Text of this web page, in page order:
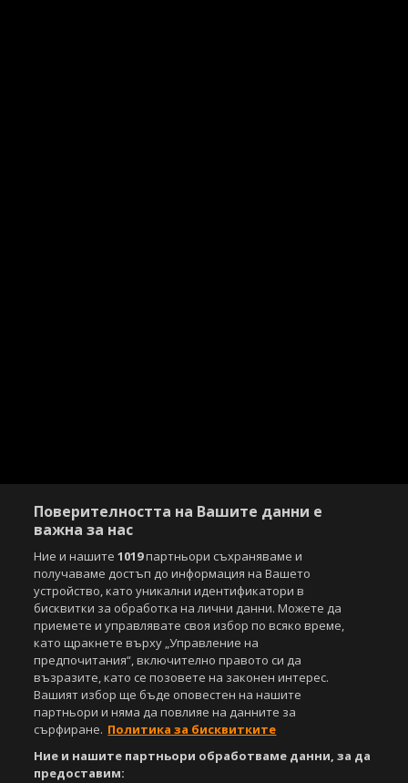
Copyright © 2007-2026 Агенция Спортал. Всички права запазени.
Този уебсайт е собственост наSportal Media Group
За нас Екип За рекламa
Общи условия
Етични правила на НСС
Лични данни
Управление на предпочитания
Съдържанието на този уеб сайт и технологиите, използвани в него, са
под закрила на Закона за авторското право и сродните му права.
Поверителността на Вашите данни е
важна за нас
Ние и нашите1019партньори съхраняваме и
получаваме достъп до информация на Вашето
устройство, като уникални идентификатори в
бисквитки за обработка на лични данни. Можете да
приемете и управлявате своя избор по всяко време,
като щракнете върху „Управление на
предпочитания“, включително правото си да
възразите, като се позовете на законен интерес.
Вашият избор ще бъде оповестен на нашите
партньори и няма да повлияе на данните за
сърфиране. Политика за бисквитките
Ние и нашите партньори обработваме данни, за да
предоставим: